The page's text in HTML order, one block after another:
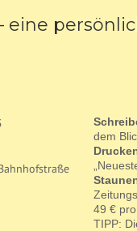
eine
dem
49 €
TIPP: